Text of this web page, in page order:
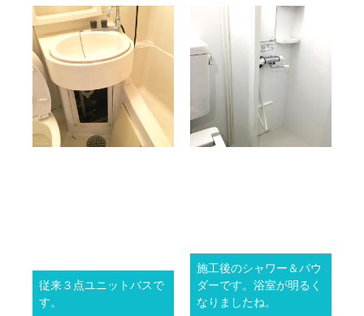
従来３点ユニットバスで
す。
施工後のシャワー＆パウ
ダーです。浴室が明るく
なりましたね。